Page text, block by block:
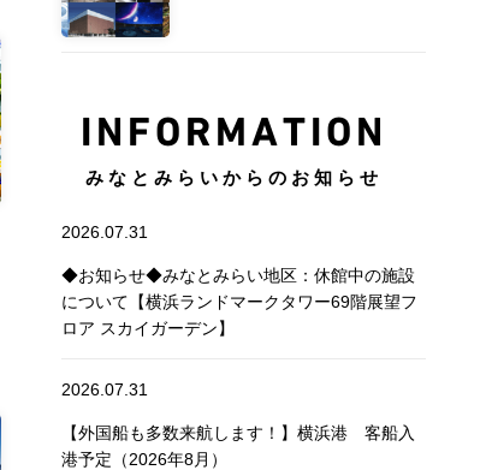
INFORMATION
みなとみらいからのお知らせ
2026.07.31
◆お知らせ◆みなとみらい地区：休館中の施設
について【横浜ランドマークタワー69階展望フ
ロア スカイガーデン】
2026.07.31
【外国船も多数来航します！】横浜港 客船入
港予定（2026年8月）